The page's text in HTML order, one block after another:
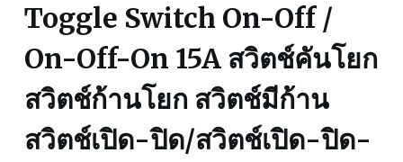
Toggle Switch On-Off /
On-Off-On 15A สวิตช์คันโยก
สวิตช์ก้านโยก สวิตช์มีก้าน
สวิตช์เปิด-ปิด/สวิตช์เปิด-ปิด-